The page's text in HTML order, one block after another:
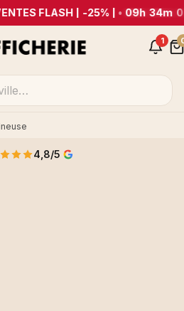
FLASH | -25% | •09h 34m
1
4,8/5